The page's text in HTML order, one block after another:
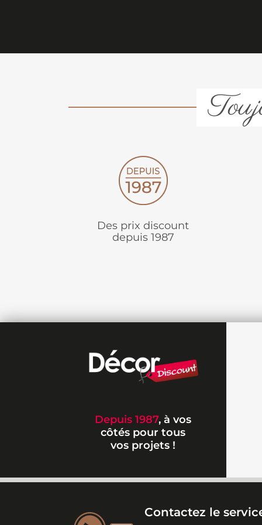
Des prix discount
depuis 1987
Depuis 1987, à vos
côtés pour tous
vos projets !
Contactez le